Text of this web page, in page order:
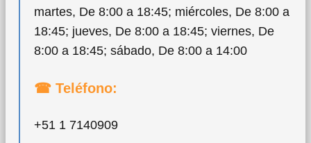
martes, De 8:00 a 18:45; miércoles, De 8:00 a
18:45; jueves, De 8:00 a 18:45; viernes, De
8:00 a 18:45; sábado, De 8:00 a 14:00
☎ Teléfono:
+51 1 7140909